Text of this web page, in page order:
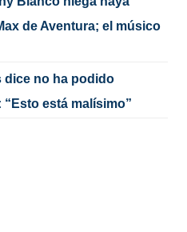
de Aventura; el músico
dice no ha podido
está malísimo”